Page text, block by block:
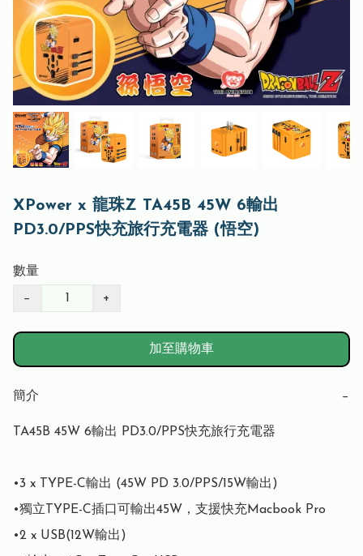
XPower x 龍珠Z TA45B 45W 6輸出
PD3.0/PPS快充旅行充電器 (悟空)
數量
− +
加至購物車
簡介 −
TA45B 45W 6輸出 PD3.0/PPS快充旅行充電器
•3 x TYPE-C輸出 (45W PD 3.0/PPS/15W輸出)
•獨立TYPE-C插口可輸出45W，支援快充Macbook Pro
•2 x USB(12W輸出)